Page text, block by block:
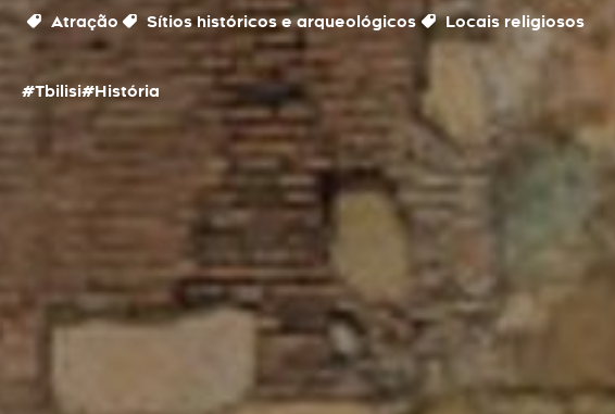
Atração Sítios históricos e arqueológicos Locais religiosos
#Tbilisi#História